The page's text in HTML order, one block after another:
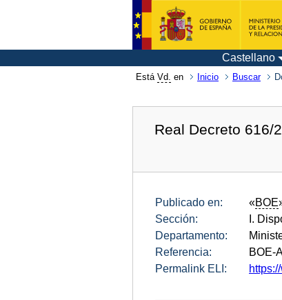
Castellano
Está Vd. en Inicio Buscar
Real Decreto 616/
Publicado en: «BOE
Sección:
I.
Departamento:
Referencia:
BOE-
Permalink ELI: